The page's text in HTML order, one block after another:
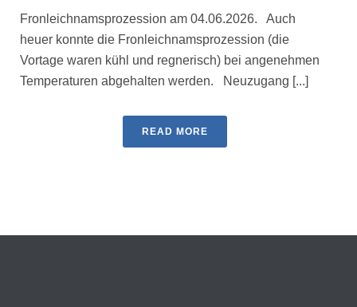
Fronleichnamsprozession am 04.06.2026. Auch
heuer konnte die Fronleichnamsprozession (die
Vortage waren kühl und regnerisch) bei angenehmen
Temperaturen abgehalten werden. Neuzugang [...]
READ MORE